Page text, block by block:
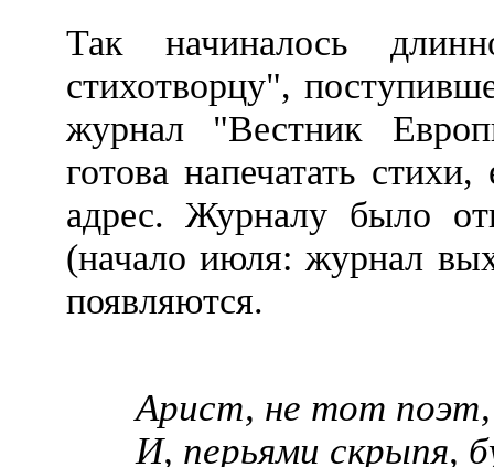
Так начиналось
стихотворцу",
журнал "Вестник
готова напечатать
адрес. Журналу было
(начало июля: журнал
появляются.
Арист, не тот
И, перьями скрыпя,